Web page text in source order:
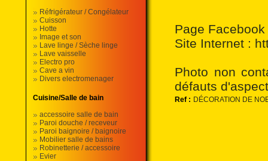
Réfrigérateur / Congélateur
Cuisson
Hotte
Image et son
Lave linge / Sèche linge
Lave vaisselle
Electro pro
Cave a vin
Divers electromenager
Cuisine/Salle de bain
accessoire salle de bain
Paroi douche / receveur
Paroi baignoire / baignoire
Mobilier salle de bains
Robinetterie / accessoire
Evier
Page
Site Internet :
Photo non
défauts
Ref : DÉCORATION DE